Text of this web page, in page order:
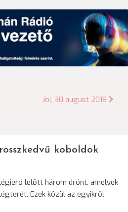
Joi, 30 august 2018
koboldok
lelőtt három drónt, amelyek
Ezek közül az egyikről